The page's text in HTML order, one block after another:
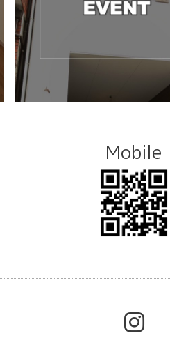
Mobile